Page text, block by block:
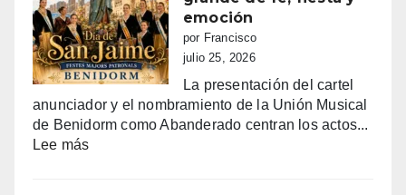
emoción
por Francisco
julio 25, 2026
La presentación del cartel
anunciador y el nombramiento de la Unión Musical
de Benidorm como Abanderado centran los actos...
Lee más: